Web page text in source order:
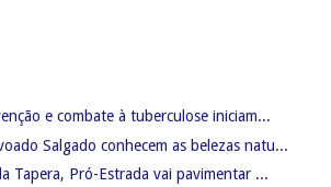
e combate à tuberculose iniciam...
Salgado conhecem as belezas natu...
Tapera, Pró-Estrada vai pavimentar ...